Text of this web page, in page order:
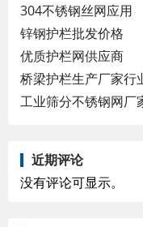
304不锈钢丝网应用
锌钢护栏批发价格
优质护栏网供应商
桥梁护栏生产厂家行
工业筛分不锈钢网厂
近期评论
没有评论可显示。